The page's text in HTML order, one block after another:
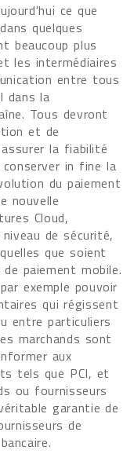
ce que
quelques
beaucoup plus
les intermédiaires
entre tous
dans la
Tous devront
et de
la fiabilité
in fine la
du paiement
nouvelle
Cloud,
de sécurité,
que soient
paiement mobile.
exemple pouvoir
qui régissent
entre particuliers
marchands sont
aux
tels que PCI, et
ou fournisseurs
garantie de
de